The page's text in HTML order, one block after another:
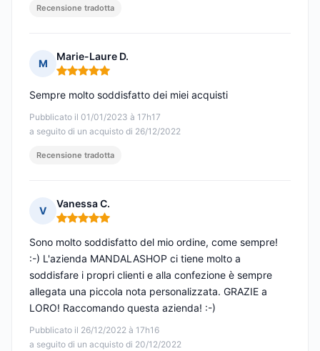
Recensione tradotta
M
Marie-Laure D.
Nota: 5 su 5
Pubblicato il 01/01/2023 à 17h17
a seguito di un acquisto di 26/12/2022
Sempre molto soddisfatto dei miei acquisti
Recensione tradotta
V
Vanessa C.
Nota: 5 su 5
Pubblicato il 26/12/2022 à 17h16
a seguito di un acquisto di 20/12/2022
Sono molto soddisfatto del mio ordine, come sempre!
:-) L'azienda MANDALASHOP ci tiene molto a
soddisfare i propri clienti e alla confezione è sempre
allegata una piccola nota personalizzata. GRAZIE a
LORO! Raccomando questa azienda! :-)